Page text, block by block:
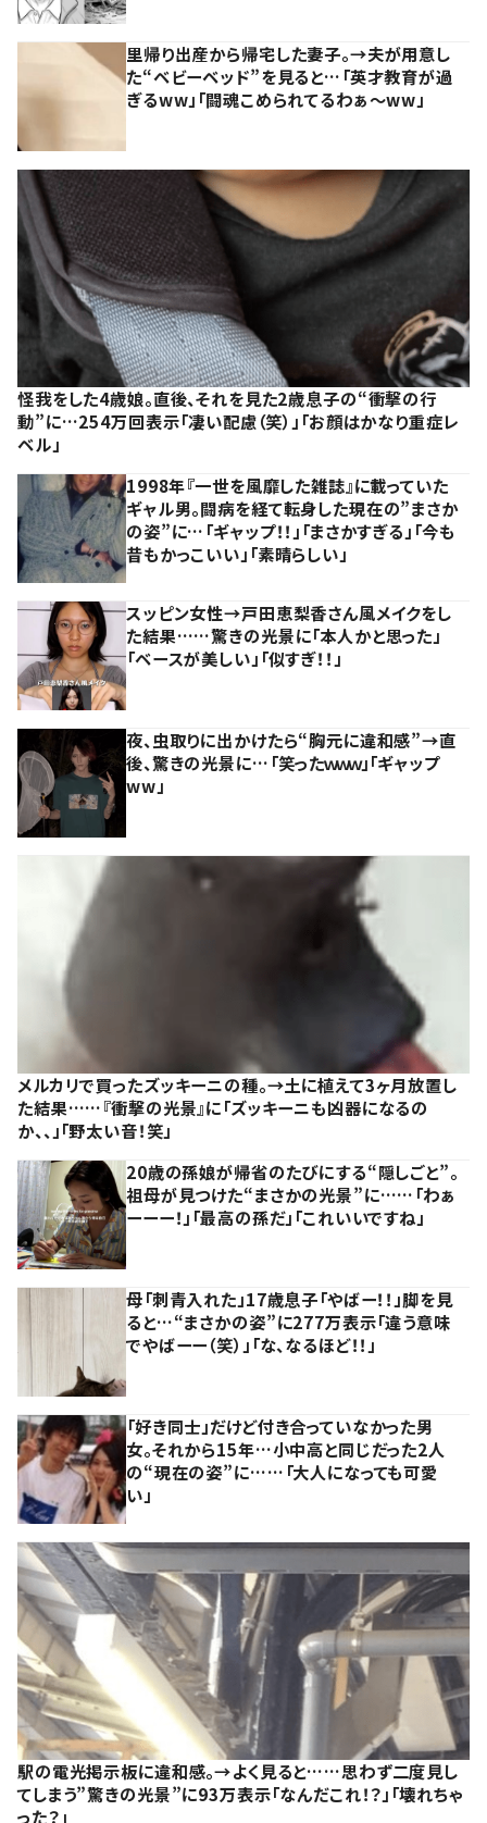
里帰り出産から帰宅した妻子。→夫が用意し
た“ベビーベッド”を見ると…「英才教育が過
ぎるww」「闘魂こめられてるわぁ～ww」
怪我をした4歳娘。直後、それを見た2歳息子の“衝撃の行
動”に…254万回表示「凄い配慮（笑）」「お顔はかなり重症レ
ベル」
1998年『一世を風靡した雑誌』に載っていた
ギャル男。闘病を経て転身した現在の”まさか
の姿”に…「ギャップ！！」「まさかすぎる」「今も
昔もかっこいい」「素晴らしい」
スッピン女性→戸田恵梨香さん風メイクをし
た結果……驚きの光景に「本人かと思った」
「ベースが美しい」「似すぎ！！」
夜、虫取りに出かけたら“胸元に違和感”→直
後、驚きの光景に…「笑ったｗｗｗ」「ギャップ
ww」
メルカリで買ったズッキーニの種。→土に植えて3ヶ月放置し
た結果……『衝撃の光景』に「ズッキーニも凶器になるの
か、、」「野太い音！笑」
20歳の孫娘が帰省のたびにする“隠しごと”。
祖母が見つけた“まさかの光景”に……「わぁ
ーーー！」「最高の孫だ」「これいいですね」
母「刺青入れた」17歳息子「やばー！！」脚を見
ると…“まさかの姿”に277万表示「違う意味
でやばーー（笑）」「な、なるほど！！」
「好き同士」だけど付き合っていなかった男
女。それから15年…小中高と同じだった2人
の“現在の姿”に……「大人になっても可愛
い」
駅の電光掲示板に違和感。→よく見ると……思わず二度見し
てしまう”驚きの光景”に93万表示「なんだこれ！？」「壊れちゃ
った？」